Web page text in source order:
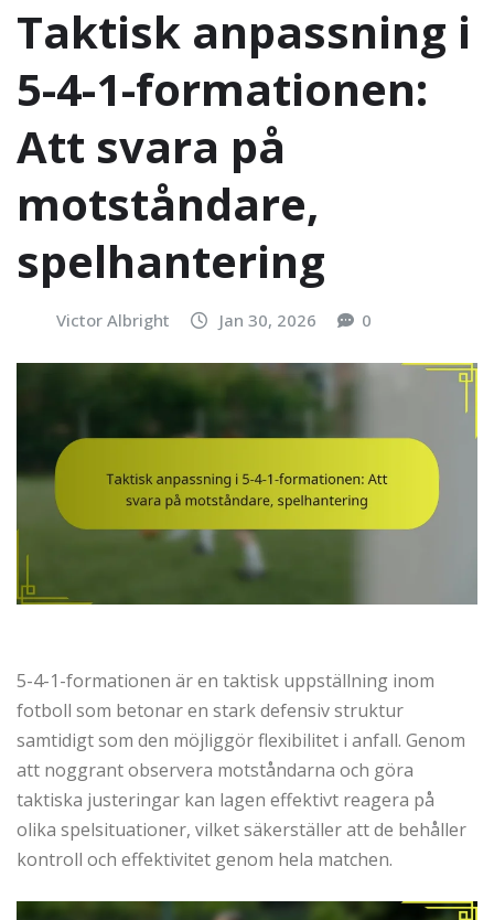
Taktisk anpassning i
5-4-1-formationen:
Att svara på
motståndare,
spelhantering
Victor Albright Jan 30, 2026 0
5-4-1-formationen är en taktisk uppställning inom
fotboll som betonar en stark defensiv struktur
samtidigt som den möjliggör flexibilitet i anfall. Genom
att noggrant observera motståndarna och göra
taktiska justeringar kan lagen effektivt reagera på
olika spelsituationer, vilket säkerställer att de behåller
kontroll och effektivitet genom hela matchen.